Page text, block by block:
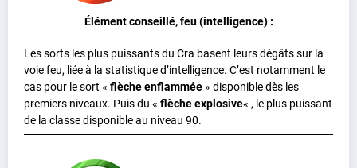
Élément conseillé, feu (intelligence) :
Les sorts les plus puissants du Cra basent leurs dégâts sur la
voie feu, liée à la statistique d’intelligence. C’est notamment le
cas pour le sort « flèche enflammée » disponible dès les
premiers niveaux. Puis du « flèche explosive« , le plus puissant
de la classe disponible au niveau 90.